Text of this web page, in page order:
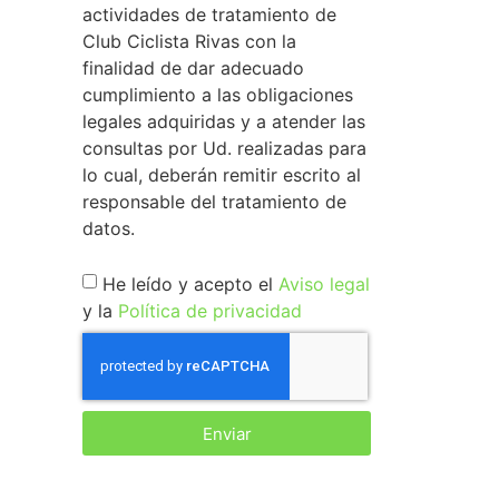
actividades de tratamiento de
Club Ciclista Rivas con la
finalidad de dar adecuado
cumplimiento a las obligaciones
legales adquiridas y a atender las
consultas por Ud. realizadas para
lo cual, deberán remitir escrito al
responsable del tratamiento de
datos.
He leído y acepto el Aviso legal
y la Política de privacidad
Enviar